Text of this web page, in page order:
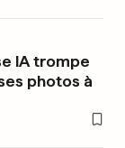
IA trompe
photos à